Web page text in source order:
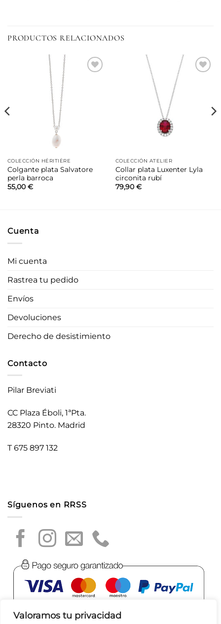
Valoramos tu privacidad
PRODUCTOS RELACIONADOS
COLECCIÓN HÉRITIÈRE
Colgante plata Salvatore
perla barroca
55,00 €
COLECCIÓN ATELIER
Collar plata Luxenter Lyla
circonita rubí
79,90 €
Cuenta
Mi cuenta
Rastrea tu pedido
Envíos
Devoluciones
Derecho de desistimiento
Contacto
Pilar Breviati
CC Plaza Éboli, 1ªPta.
28320 Pinto. Madrid
T 675 897 132
Síguenos en RRSS